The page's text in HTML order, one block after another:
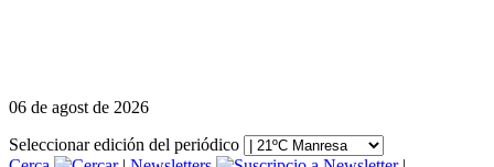
06 de agost de 2026
Seleccionar edición del periódico